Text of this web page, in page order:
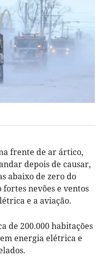
frente de ar ártico,
depois de causar,
abaixo de zero do
fortes nevões e ventos
e a aviação.
de 200.000 habitações
energia elétrica e